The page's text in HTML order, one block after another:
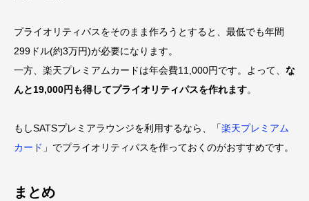
プライオリティパスをそのまま作ろうとすると、最低でも年間
299ドル(約3万円)が必要になります。
一方、楽天プレミアムカードは年会費11,000円です。よって、 な
んと19,000円も得してプライオリティパスを作れます。
もしSATSプレミアラウンジを利用するなら、「楽天プレミアム
カード 」でプライオリティパスを作っておくのがおすすめです。
まとめ